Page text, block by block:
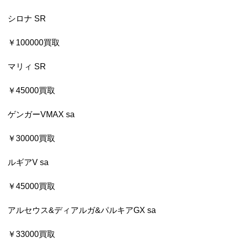
シロナ SR
￥100000買取
マリィ SR
￥45000買取
ゲンガーVMAX sa
￥30000買取
ルギアV sa
￥45000買取
アルセウス&ディアルガ&パルキアGX sa
￥33000買取